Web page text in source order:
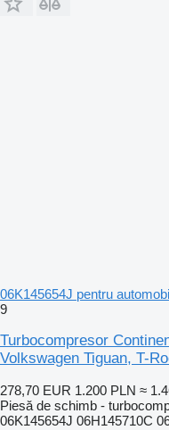
06K145654J pentru
9
Turbocompresor
Volkswagen Tiguan, T-
278,70 EUR 1.200 PLN ≈
Piesă de schimb -
06K145654J 06H145710C